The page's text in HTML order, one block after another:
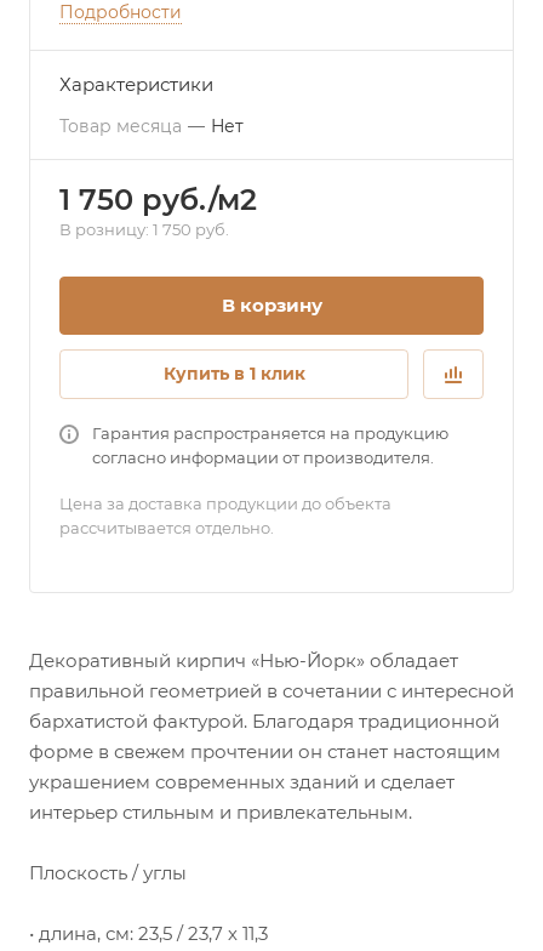
Подробности
Характеристики
Товар месяца — Нет
1 750 руб./м2
В розницу: 1 750 руб.
В корзину
Купить в 1 клик
Гарантия распространяется на продукцию
согласно информации от производителя.
Цена за доставка продукции до объекта
рассчитывается отдельно.
Декоративный кирпич «Нью-Йорк» обладает
правильной геометрией в сочетании с интересной
бархатистой фактурой. Благодаря традиционной
форме в свежем прочтении он станет настоящим
украшением современных зданий и сделает
интерьер стильным и привлекательным.
Плоскость / углы
• длина, см: 23,5 / 23,7 х 11,3